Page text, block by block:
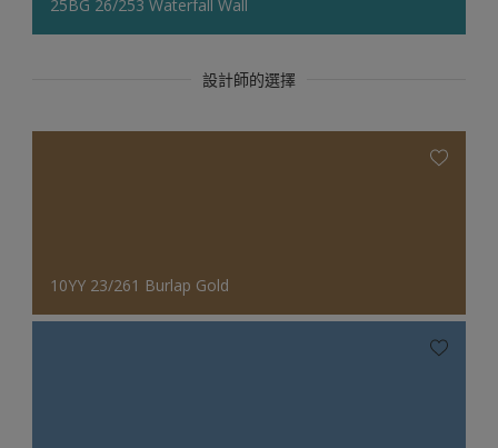
25BG 26/253 Waterfall Wall
設計師的選擇
10YY 23/261 Burlap Gold